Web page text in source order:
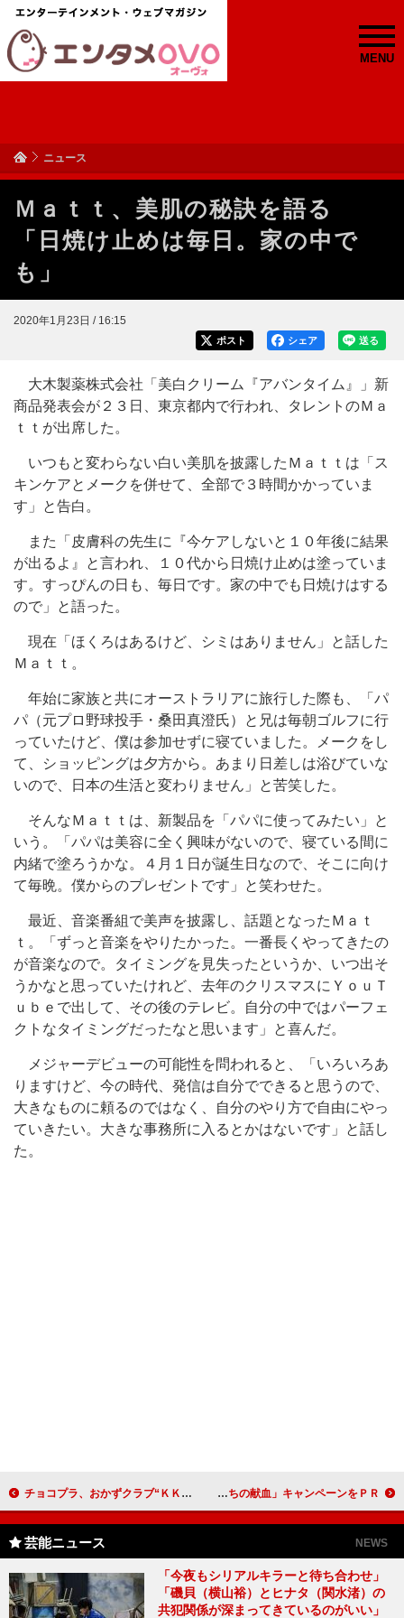
MENU
ニュース
Ｍａｔｔ、美肌の秘訣を語る
「日焼け止めは毎日。家の中で
も」
2020年1月23日 / 16:15
送る
シェア
ポスト
大木製薬株式会社「美白クリーム『アバンタイム』」新
商品発表会が２３日、東京都内で行われ、タレントのＭａ
ｔｔが出席した。
いつもと変わらない白い美肌を披露したＭａｔｔは「ス
キンケアとメークを併せて、全部で３時間かかっていま
す」と告白。
また「皮膚科の先生に『今ケアしないと１０年後に結果
が出るよ』と言われ、１０代から日焼け止めは塗っていま
す。すっぴんの日も、毎日です。家の中でも日焼けはする
ので」と語った。
現在「ほくろはあるけど、シミはありません」と話した
Ｍａｔｔ。
年始に家族と共にオーストラリアに旅行した際も、「パ
パ（元プロ野球投手・桑田真澄氏）と兄は毎朝ゴルフに行
っていたけど、僕は参加せずに寝ていました。メークをし
て、ショッピングは夕方から。あまり日差しは浴びていな
いので、日本の生活と変わりません」と苦笑した。
そんなＭａｔｔは、新製品を「パパに使ってみたい」と
いう。「パパは美容に全く興味がないので、寝ている間に
内緒で塗ろうかな。４月１日が誕生日なので、そこに向け
て毎晩。僕からのプレゼントです」と笑わせた。
最近、音楽番組で美声を披露し、話題となったＭａｔ
ｔ。「ずっと音楽をやりたかった。一番長くやってきたの
が音楽なので。タイミングを見失ったというか、いつ出そ
うかなと思っていたけれど、去年のクリスマスにＹｏｕＴ
ｕｂｅで出して、その後のテレビ。自分の中ではパーフェ
クトなタイミングだったなと思います」と喜んだ。
メジャーデビューの可能性を問われると、「いろいろあ
りますけど、今の時代、発信は自分でできると思うので、
大きなものに頼るのではなく、自分のやり方で自由にやっ
ていきたい。大きな事務所に入るとかはないです」と話し
た。
チョコプラ、おかずクラブ“ＫＫ姉妹”を公認 「マージンは僕らに。４５パーはもらう」 斎藤飛鳥「その一歩が誰かの希望になる」 「はたちの献血」キャンペーンをＰＲ
芸能ニュース NEWS
「今夜もシリアルキラーと待ち合わせ」
「磯貝（横山裕）とヒナタ（関水渚）の
共犯関係が深まってきているのがいい」